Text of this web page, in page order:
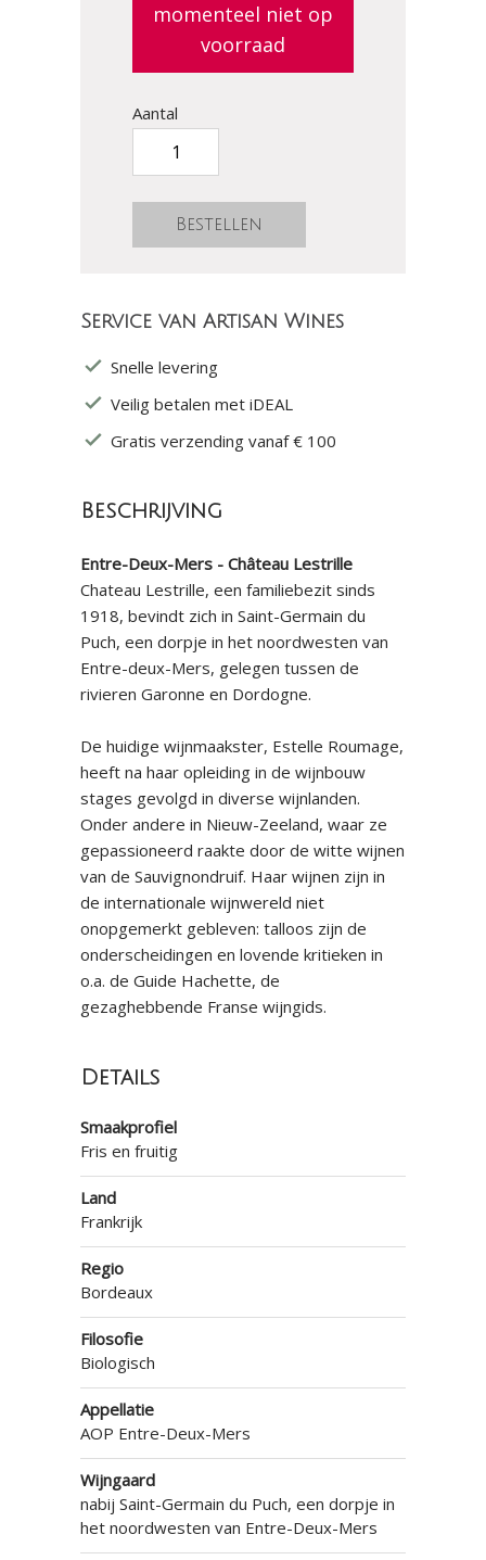
momenteel niet op
voorraad
Aantal
Service van Artisan Wines
Snelle levering
Veilig betalen met iDEAL
Gratis verzending vanaf € 100
Beschrijving
Entre-Deux-Mers - Château Lestrille
Chateau Lestrille, een familiebezit sinds
1918, bevindt zich in Saint-Germain du
Puch, een dorpje in het noordwesten van
Entre-deux-Mers, gelegen tussen de
rivieren Garonne en Dordogne.
De huidige wijnmaakster, Estelle Roumage,
heeft na haar opleiding in de wijnbouw
stages gevolgd in diverse wijnlanden.
Onder andere in Nieuw-Zeeland, waar ze
gepassioneerd raakte door de witte wijnen
van de Sauvignondruif. Haar wijnen zijn in
de internationale wijnwereld niet
onopgemerkt gebleven: talloos zijn de
onderscheidingen en lovende kritieken in
o.a. de Guide Hachette, de
gezaghebbende Franse wijngids.
Details
Smaakprofiel
Fris en fruitig
Land
Frankrijk
Regio
Bordeaux
Filosofie
Biologisch
Appellatie
AOP Entre-Deux-Mers
Wijngaard
nabij Saint-Germain du Puch, een dorpje in
het noordwesten van Entre-Deux-Mers